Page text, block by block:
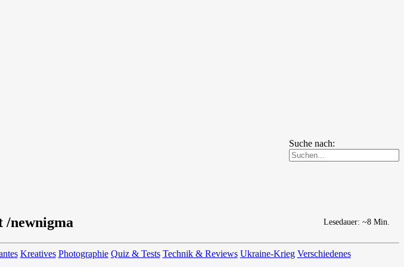
Suche nach:
/newnigma
Kreatives Photographie Quiz & Tests Technik & Reviews Ukraine-Krieg Verschiedenes
Lesedauer: ~8 Min.